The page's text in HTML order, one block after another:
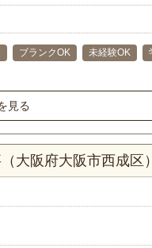
ブランクOK 未経験OK
見る
大阪府大阪市西成区）